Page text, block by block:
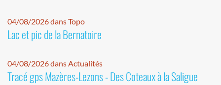
04/08/2026 dans Topo
Lac et pic de la Bernatoire
04/08/2026 dans Actualités
Tracé gps Mazères-Lezons - Des Coteaux à la Saligue